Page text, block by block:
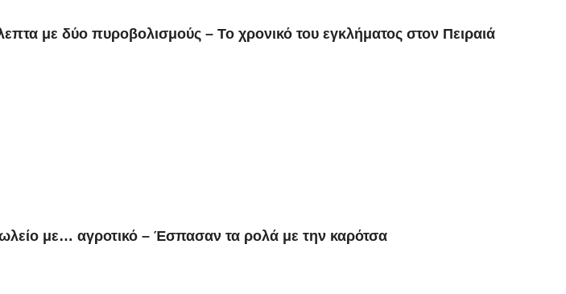
με δύο πυροβολισμούς – Το χρονικό του εγκλήματος στον Πειραιά
με… αγροτικό – Έσπασαν τα ρολά με την καρότσα